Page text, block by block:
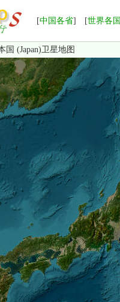
[中国各省] [世界各国
国 (Japan)卫星地图
无法显示，请点击这里重新加载